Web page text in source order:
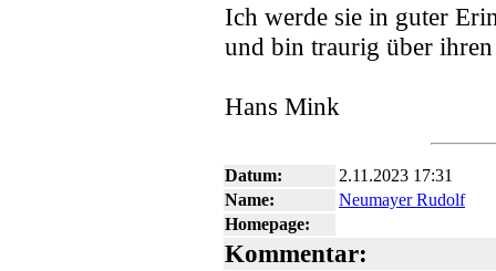
Ich werde sie in guter
und bin traurig über
Hans Mink
Datum:
2.11.2023 17:31
Name:
Neumayer Rudolf
Homepage:
Kommentar: